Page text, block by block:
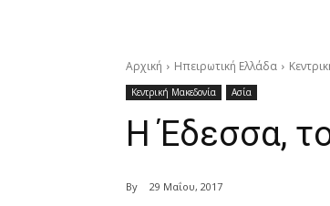
Αρχική Ηπειρωτική Ελλάδα
Κεντρική Μακεδονία Ασία
Η Έδεσσα,
By 29 Μαΐου, 2017